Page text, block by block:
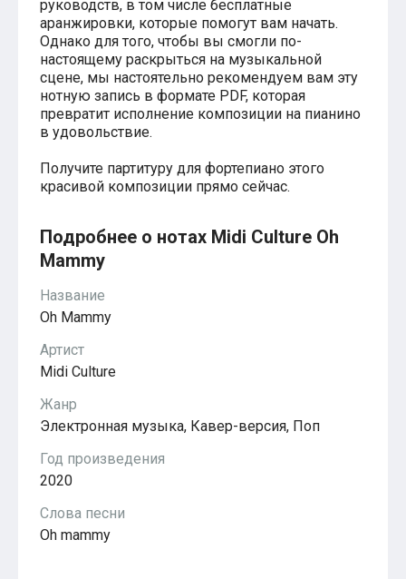
Красавица и чудовище
из мультфильмов Disney
Моана (Disney)
Ноты из аниме
Вверх
Ходячий замок Хаула
Для обучения
1-ой класс обучения
2-ий класс обучения
Для детского сада
Ноты для младшей группы
Ноты для средней группы
Духовная музыка
Пасхальные ноты
Христианская музыка
из компьютерных игр
The Legend Of Zelda
Super Mario Bros.
для различных игр
Five Nights at Freddy’s
Популярное
Бесплатные
руководств, в том числе бесплатные
аранжировки, которые помогут вам начать.
Однако для того, чтобы вы смогли по-
настоящему раскрыться на музыкальной
сцене, мы настоятельно рекомендуем вам эту
нотную запись в формате PDF, которая
превратит исполнение композиции на пианино
в удовольствие.
Получите партитуру для фортепиано этого
красивой композиции прямо сейчас.
Подробнее о нотах Midi Culture Oh
Mammy
Название
Oh Mammy
Артист
Midi Culture
Жанр
Электронная музыка, Кавер-версия, Поп
Год произведения
2020
Слова песни
Oh mammy